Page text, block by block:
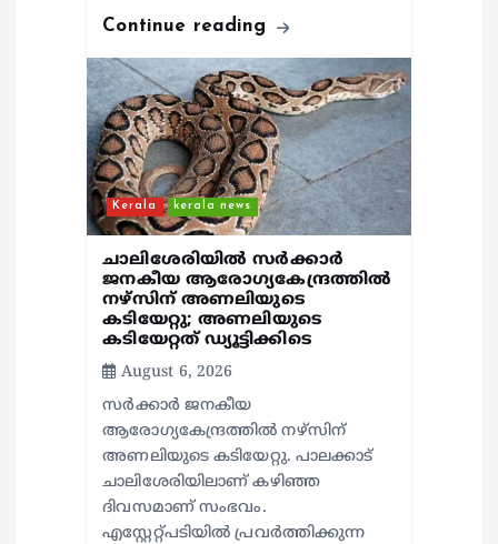
Continue reading
Kerala kerala news
ചാലിശേരിയില്‍ സര്‍ക്കാര്‍
ജനകീയ ആരോഗ്യകേന്ദ്രത്തില്‍
നഴ്സിന് അണലിയുടെ
കടിയേറ്റു; അണലിയുടെ
കടിയേറ്റത് ഡ്യൂട്ടിക്കിടെ
August 6, 2026
സര്‍ക്കാര്‍ ജനകീയ
ആരോഗ്യകേന്ദ്രത്തില്‍ നഴ്സിന്
അണലിയുടെ കടിയേറ്റു. പാലക്കാട്
ചാലിശേരിയിലാണ് കഴിഞ്ഞ
ദിവസമാണ് സംഭവം.
എസ്റ്റേറ്റ്പടിയില്‍ പ്രവര്‍ത്തിക്കുന്ന